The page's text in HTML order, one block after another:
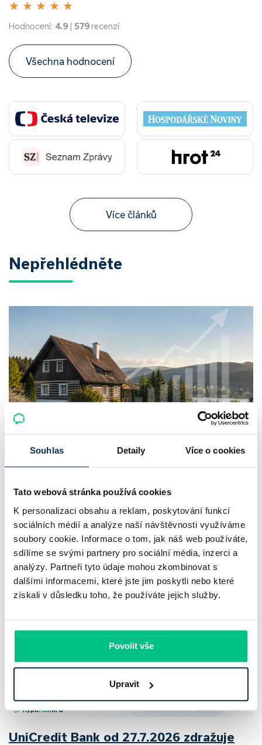
Souhlas Detaily Více o cookies
Tato webová stránka používá cookies
K personalizaci obsahu a reklam, poskytování funkcí
sociálních médií a analýze naší návštěvnosti využíváme
soubory cookie. Informace o tom, jak náš web používáte,
sdílíme se svými partnery pro sociální média, inzerci a
analýzy. Partneři tyto údaje mohou zkombinovat s
dalšími informacemi, které jste jim poskytli nebo které
získali v důsledku toho, že používáte jejich služby.
Povolit vše
Upravit
★ ★ ★ ★ ★
Hodnocení: 4.9 | 579recenzí
Všechna hodnocení
Více článků
Nepřehlédněte
Chaty a chalupy v ČR zdražují, nabídka
klesá a trh zrychluje
Český trh rekreačních nemovitostí letos ukazuje nečekanou
odolnost. Chaty a chalupy podle čerstvých dat za poslední
2 roky zdražily o 21,8 %, zároveň ale výrazně ubylo nabídek
a prodejní tempo…
Pavel Pohanka| aktualizováno: 04.08.2026
UniCredit Bank od 27.7.2026 zdražuje